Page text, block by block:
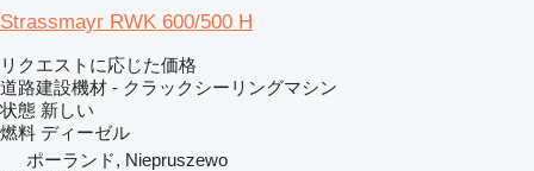
Strassmayr RWK 600/500 H
リクエストに応じた価格
道路建設機材 - クラックシーリングマシン
状態 新しい
燃料 ディーゼル
ポーランド, Niepruszewo